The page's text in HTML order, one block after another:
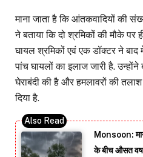
माना जाता है कि आंतकवादियों की
ने बताया कि दो श्रमिकों की मौके पर
घायल श्रमिकों एवं एक डॉक्टर ने बाद
पांच घायलों का इलाज जारी है.
घेराबंदी की है और हमलावरों की
दिया है.
Monsoon:
के बीच औसत